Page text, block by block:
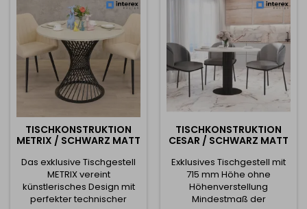
Arbeitstische Empfohlene
maximale Abmessungen
der Tischplatte: Für...
TISCHKONSTRUKTION
METRIX / SCHWARZ MATT
Das exklusive Tischgestell
METRIX vereint
künstlerisches Design mit
perfekter technischer
TISCHKONSTRUKTION
CESAR / SCHWARZ MATT
Exklusives Tischgestell mit
715 mm Höhe ohne
Höhenverstellung
Mindestmaß der